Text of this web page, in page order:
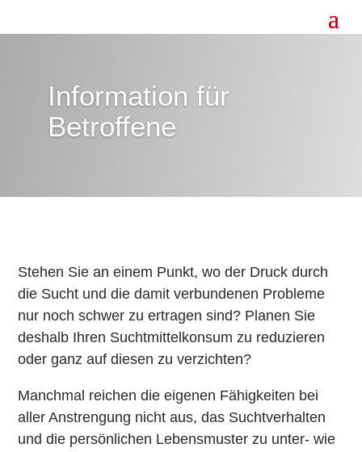
Information für
Betroffene
Stehen Sie an einem Punkt, wo der Druck durch
die Sucht und die damit verbundenen Probleme
nur noch schwer zu ertragen sind? Planen Sie
deshalb Ihren Suchtmittelkonsum zu reduzieren
oder ganz auf diesen zu verzichten?
Manchmal reichen die eigenen Fähigkeiten bei
aller Anstrengung nicht aus, das Suchtverhalten
und die persönlichen Lebensmuster zu unter- wie